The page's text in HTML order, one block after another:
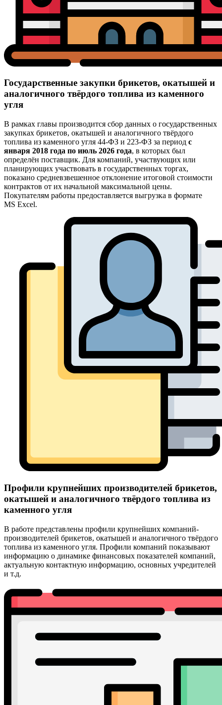
Государственные закупки брикетов, окатышей и
аналогичного твёрдого топлива из каменного
угля
В рамках главы производится сбор данных о государственных
закупках брикетов, окатышей и аналогичного твёрдого
топлива из каменного угля 44-ФЗ и 223-ФЗ за период с
января 2018 года по июль 2026 года, в которых был
определён поставщик. Для компаний, участвующих или
планирующих участвовать в государственных торгах,
показано средневзвешенное отклонение итоговой стоимости
контрактов от их начальной максимальной цены.
Покупателям работы предоставляется выгрузка в формате
MS Excel.
Профили крупнейших производителей брикетов,
окатышей и аналогичного твёрдого топлива из
каменного угля
В работе представлены профили крупнейших компаний-
производителей брикетов, окатышей и аналогичного твёрдого
топлива из каменного угля. Профили компаний показывают
информацию о динамике финансовых показателей компаний,
актуальную контактную информацию, основных учредителей
и т.д.